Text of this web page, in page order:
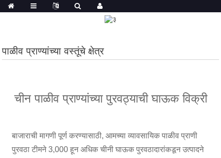
पाळीव प्राण्यांच्या वस्तूंचे क्षेत्र
चीन पाळीव प्राण्यांच्या पुरवठ्याची घाऊक विक्री
बाजाराची मागणी पूर्ण करण्यासाठी, आमच्या व्यावसायिक पाळीव प्राणी
पुरवठा टीमने 3,000 हून अधिक चीनी घाऊक पुरवठादारांकडून उत्पादने